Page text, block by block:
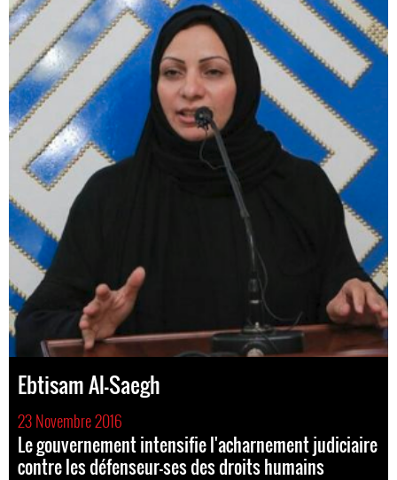
Ebtisam Al-Saegh
23 Novembre 2016
Le gouvernement intensifie l'acharnement judiciaire
contre les défenseur-ses des droits humains